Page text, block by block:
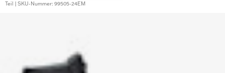
Teil | SKU-Nummer: 99505-24EM